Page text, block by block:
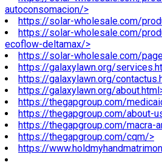
autoconsomacion/>
https://solar-wholesale.com/
https://solar-wholesale.com/
ecoflow-deltamax/>
https://solar-wholesale.com/
https://galaxylawn.org/
https://galaxylawn.org/
https://galaxylawn.org/
https://thegapgroup.com/
https://thegapgroup.com/about-
https://thegapgroup.com/macra-
https://thegapgroup.com/cqm/>
https://